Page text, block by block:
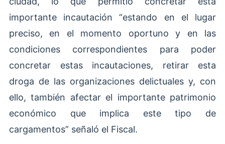
importante incautación “estando en el lugar
preciso, en el momento oportuno y en las
condiciones correspondientes para poder
concretar estas incautaciones, retirar esta
droga de las organizaciones delictuales y, con
ello, también afectar el importante patrimonio
económico que implica este tipo de
cargamentos” señaló el Fiscal.